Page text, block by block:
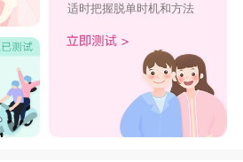
适时把握脱单时机和方法